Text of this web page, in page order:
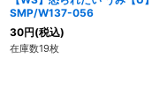
SMP/W137-056
30円(税込)
在庫数19枚